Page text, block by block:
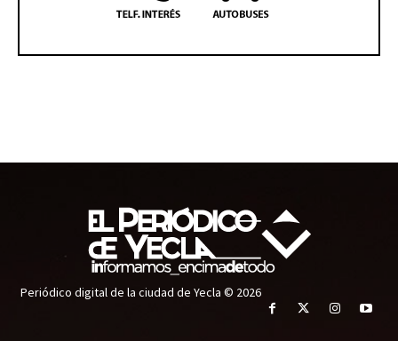
Periódico digital de la ciudad de Yecla © 2026